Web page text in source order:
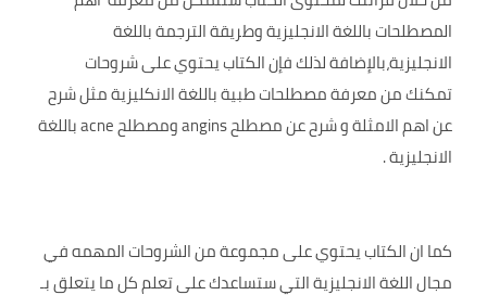
المصطلحات باللغة الانجليزية وطريقة الترجمة باللغة
الانجليزية،بالإضافة لذلك فإن الكتاب يحتوي على شروحات
تمكنك من معرفة مصطلحات طبية باللغة الانكليزية مثل شرح
عن اهم الامثلة و شرح عن مصطلح angins ومصطلح acne باللغة
الانجليزية .
كما ان الكتاب يحتوي على مجموعة من الشروحات المهمه في
مجال اللغة الانجليزية التي ستساعدك على تعلم كل ما يتعلق بـ